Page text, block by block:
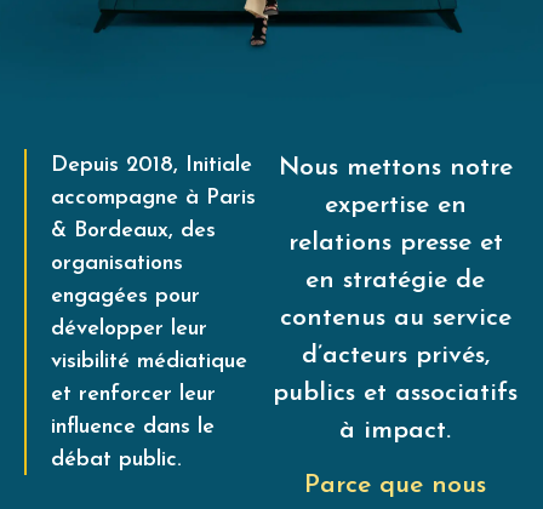
Depuis 2018, Initiale
accompagne à Paris
& Bordeaux, des
organisations
engagées pour
développer leur
visibilité médiatique
et renforcer leur
influence dans le
débat public.
Nous mettons notre
expertise en
relations presse et
en stratégie de
contenus au service
d’acteurs privés,
publics et associatifs
à impact.
Parce que nous